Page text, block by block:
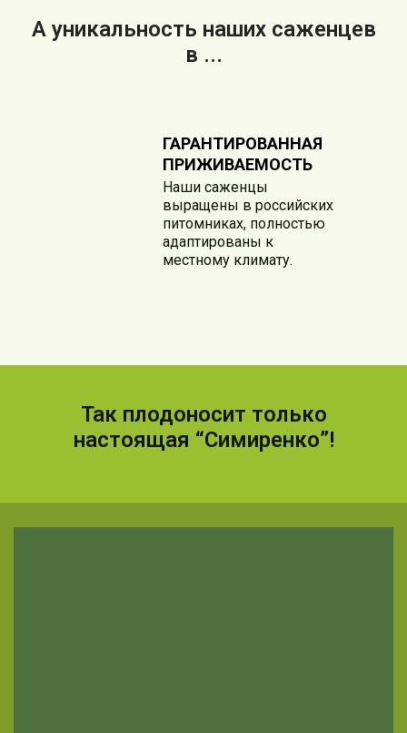
А уникальность наших саженцев
в ...
Наши саженцы
выращены в российских
питомниках, полностью
адаптированы к
местному климату.
ГАРАНТИРОВАННАЯ
ПРИЖИВАЕМОСТЬ
Так плодоносит только
настоящая “Симиренко”!